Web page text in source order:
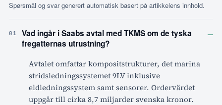
Spørsmål og svar generert automatisk basert på artikkelens innhold.
01
Vad ingår i Saabs avtal med TKMS om de tyska
fregatternas utrustning?
–
Avtalet omfattar kompositstrukturer, det marina
stridsledningssystemet 9LV inklusive
eldledningssystem samt sensorer. Ordervärdet
uppgår till cirka 8,7 miljarder svenska kronor.